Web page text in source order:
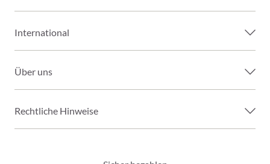
International
Über uns
Rechtliche Hinweise